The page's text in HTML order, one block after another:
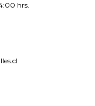
hrs.